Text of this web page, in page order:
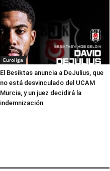
Euroliga
El Besiktas anuncia a DeJulius, que
no está desvinculado del UCAM
Murcia, y un juez decidirá la
indemnización